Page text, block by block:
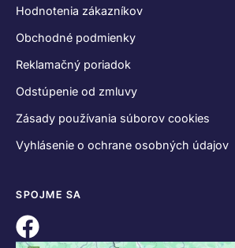
Hodnotenia zákazníkov
Obchodné podmienky
Reklamačný poriadok
Odstúpenie od zmluvy
Zásady používania súborov cookies
Vyhlásenie o ochrane osobných údajov
SPOJME SA